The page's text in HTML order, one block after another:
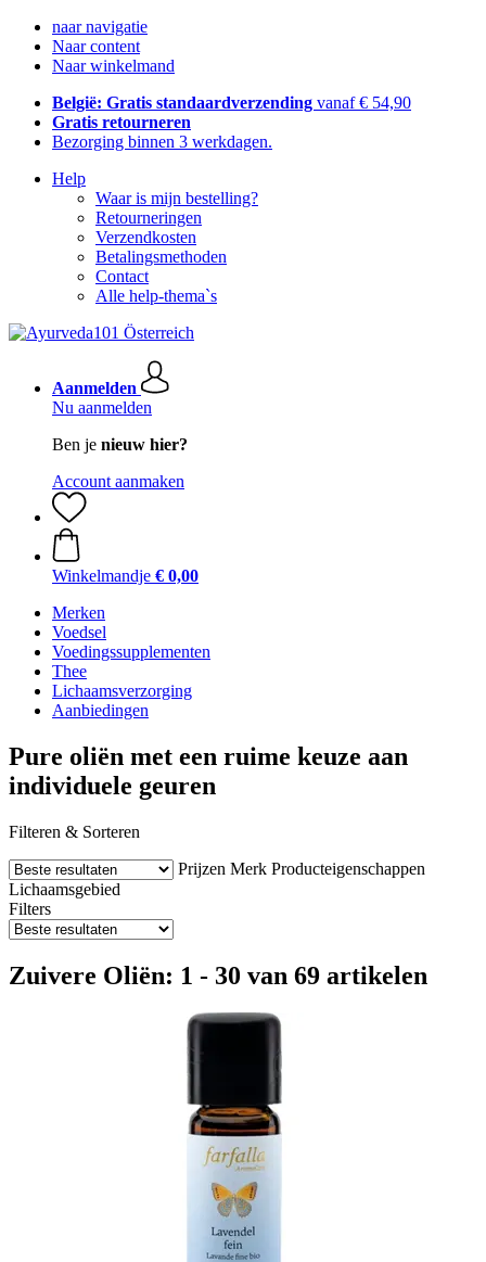
naar navigatie
Naar content
Naar winkelmand
België: Gratis standaardverzending vanaf € 54,90
Gratis retourneren
Bezorging binnen 3 werkdagen.
Help
Waar is mijn bestelling?
Retourneringen
Verzendkosten
Betalingsmethoden
Contact
Alle help-thema`s
Aanmelden
Nu aanmelden
Ben je nieuw hier?
Account aanmaken
Winkelmandje € 0,00
Merken
Voedsel
Voedingssupplementen
Thee
Lichaamsverzorging
Aanbiedingen
Pure oliën met een ruime keuze aan
individuele geuren
Filteren & Sorteren
Prijzen Merk Producteigenschappen
Lichaamsgebied
Filters
Zuivere Oliën: 1 - 30 van 69 artikelen